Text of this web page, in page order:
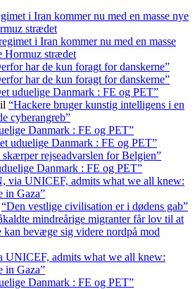
i Iran kommer nu med en masse nye
strædet
i Iran kommer nu med en masse
Hormuz strædet
har de kun foragt for danskerne”
har de kun foragt for danskerne”
uduelige Danmark : FE og PET”
“Hackere bruger kunstig intelligens i en
cyberangreb”
Danmark : FE og PET”
uduelige Danmark : FE og PET”
rejseadvarslen for Belgien”
Danmark : FE og PET”
via UNICEF, admits what we all knew:
in Gaza”
“Den vestlige civilisation er i dødens gab”
mindreårige migranter får lov til at
kan bevæge sig videre nordpå mod
UNICEF, admits what we all knew:
in Gaza”
Danmark : FE og PET”